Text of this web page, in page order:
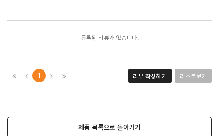
등록된 리뷰가 없습니다.
1 리뷰 작성하기 리스트보기
제품 목록으로 돌아가기